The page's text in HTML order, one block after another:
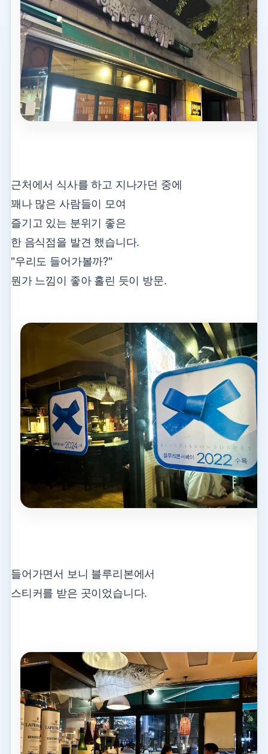
근처에서 식사를 하고 지나가던 중에
꽤나 많은 사람들이 모여
즐기고 있는 분위기 좋은
한 음식점을 발견 했습니다.
"우리도 들어가볼까?"
뭔가 느낌이 좋아 홀린 듯이 방문.
들어가면서 보니 블루리본에서
스티커를 받은 곳이었습니다.